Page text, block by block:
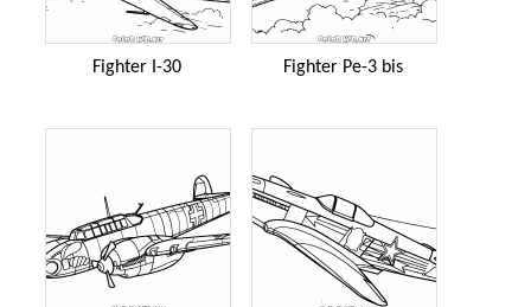
Fighter I-30 Fighter Pe-3 bis